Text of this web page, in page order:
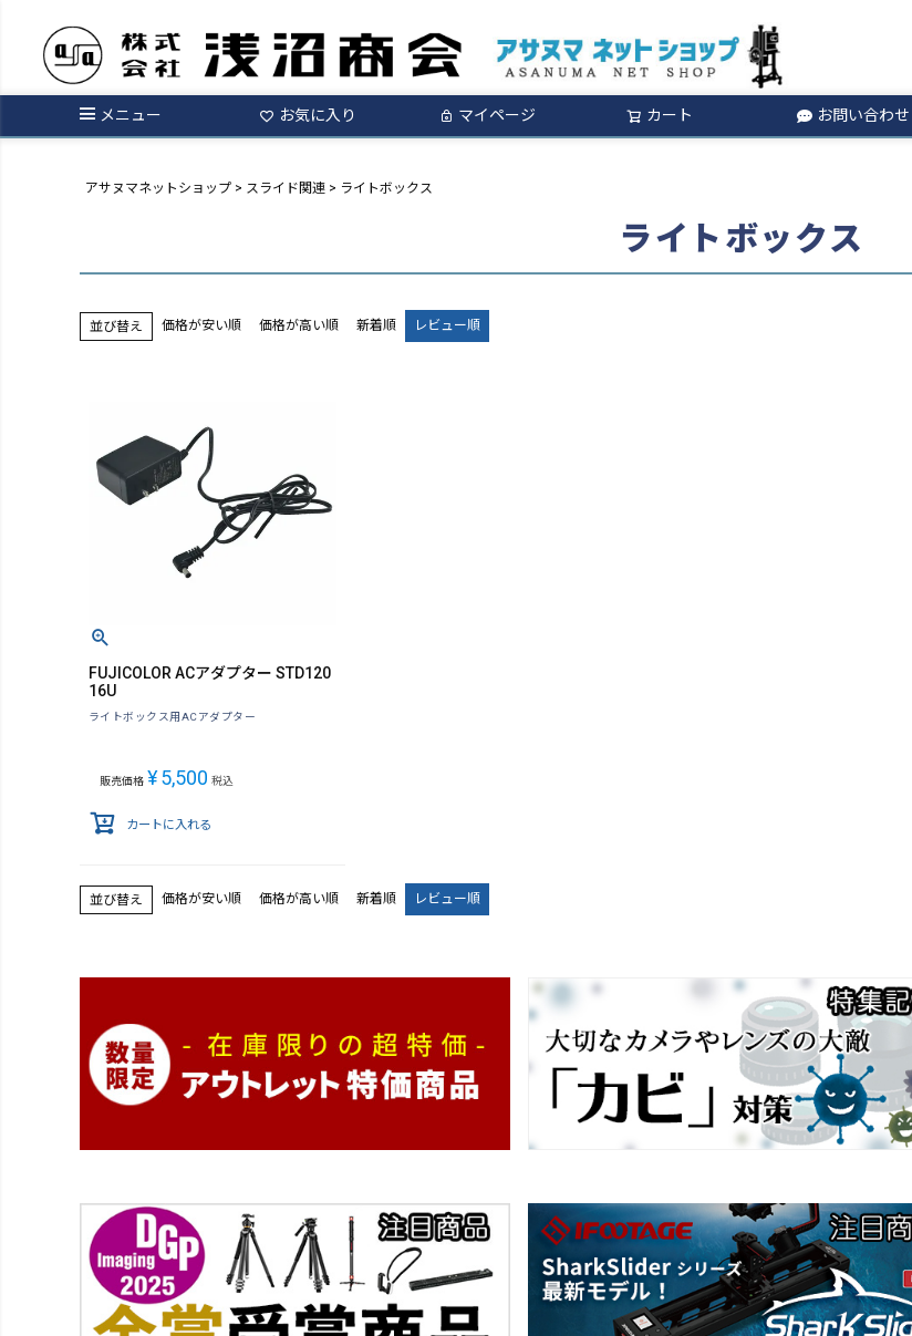
メニュー お気に入り マイページ カート お問い合わせ
検索
アサヌマネットショップ スライド関連 ライトボックス
ライトボックス
並び替え 価格が安い順 価格が高い順 新着順 レビュー順
FUJICOLOR ACアダプター STD120
16U
ライトボックス用ACアダプター
販売価格 ¥5,500 税込
カートに入れる
並び替え 価格が安い順 価格が高い順 新着順 レビュー順